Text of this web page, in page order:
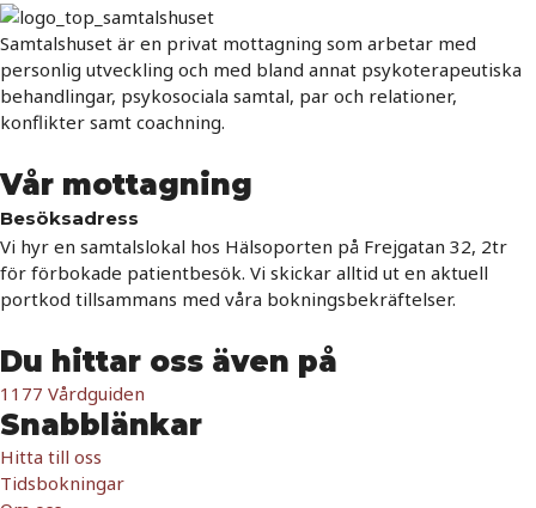
Samtalshuset är en privat mottagning som arbetar med
personlig utveckling och med bland annat psykoterapeutiska
behandlingar, psykosociala samtal, par och relationer,
konflikter samt coachning.
Vår mottagning
Besöksadress
Vi hyr en samtalslokal hos Hälsoporten på Frejgatan 32, 2tr
för förbokade patientbesök. Vi skickar alltid ut en aktuell
portkod tillsammans med våra bokningsbekräftelser.
Du hittar oss även på
1177 Vårdguiden
Snabblänkar
Hitta till oss
Tidsbokningar